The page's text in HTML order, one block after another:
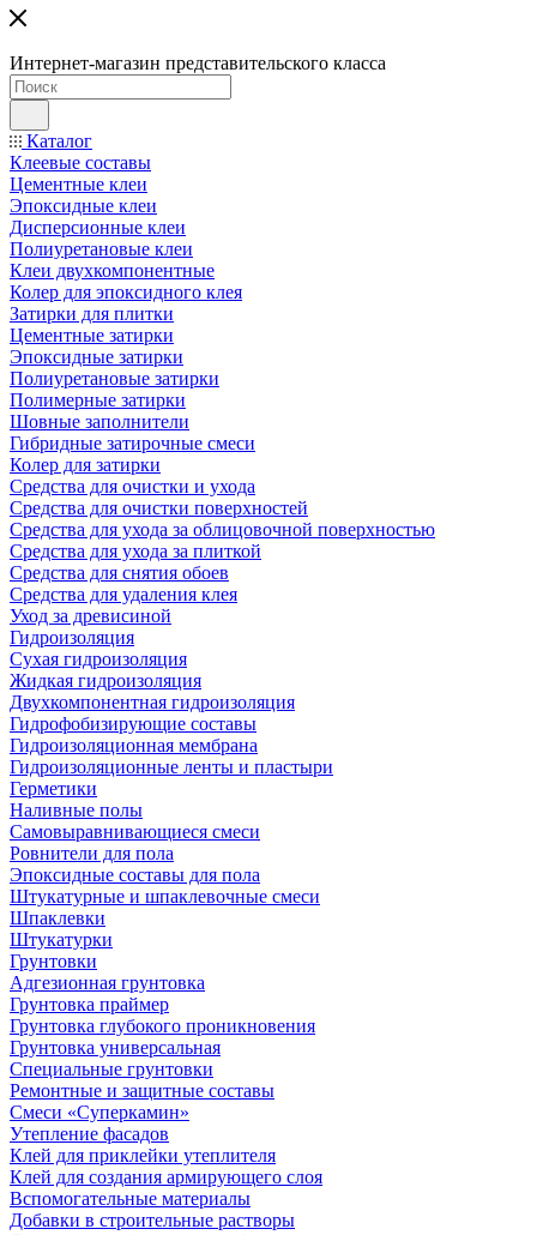
Интернет-магазин представительского класса
Каталог
Клеевые составы
Цементные клеи
Эпоксидные клеи
Дисперсионные клеи
Полиуретановые клеи
Клеи двухкомпонентные
Колер для эпоксидного клея
Затирки для плитки
Цементные затирки
Эпоксидные затирки
Полиуретановые затирки
Полимерные затирки
Шовные заполнители
Гибридные затирочные смеси
Колер для затирки
Средства для очистки и ухода
Средства для очистки поверхностей
Средства для ухода за облицовочной поверхностью
Средства для ухода за плиткой
Средства для снятия обоев
Средства для удаления клея
Уход за древисиной
Гидроизоляция
Сухая гидроизоляция
Жидкая гидроизоляция
Двухкомпонентная гидроизоляция
Гидрофобизирующие составы
Гидроизоляционная мембрана
Гидроизоляционные ленты и пластыри
Герметики
Наливные полы
Самовыравнивающиеся смеси
Ровнители для пола
Эпоксидные составы для пола
Штукатурные и шпаклевочные смеси
Шпаклевки
Штукатурки
Грунтовки
Адгезионная грунтовка
Грунтовка праймер
Грунтовка глубокого проникновения
Грунтовка универсальная
Специальные грунтовки
Ремонтные и защитные составы
Смеси «Суперкамин»
Утепление фасадов
Клей для приклейки утеплителя
Клей для создания армирующего слоя
Вспомогательные материалы
Добавки в строительные растворы